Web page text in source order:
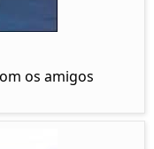
os amigos